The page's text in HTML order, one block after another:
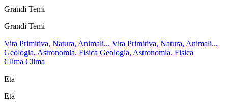
Grandi Temi
Grandi Temi
Vita Primitiva, Natura, Animali... Vita Primitiva, Natura, Animali...
Geologia, Astronomia, Fisica Geologia, Astronomia, Fisica
Clima Clima
Età
Età